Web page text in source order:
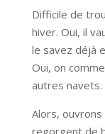
Difficile de
hiver. Oui, il
le savez déjà
Oui, on
autres navets.
Alors,
regorgent de